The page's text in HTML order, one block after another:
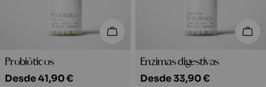
Elige Opciones
Tipo:
Probióticos
Precio
Desde 41,90 €
Tipo:
Enzimas digestivas
Precio
Desde 33,90 €